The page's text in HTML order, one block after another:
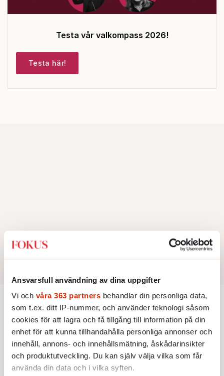
Ansvarsfull användning av dina uppgifter
Vi och våra 363 partners behandlar din personliga data,
som t.ex. ditt IP-nummer, och använder teknologi såsom
cookies för att lagra och få tillgång till information på din
enhet för att kunna tillhandahålla personliga annonser och
innehåll, annons- och innehållsmätning, åskådarinsikter
och produktutveckling. Du kan själv välja vilka som får
använda din data och i vilka syften.
Testa vår valkompass 2026!
Testa här!
Bokrecension
BOKRECENSION KULTUR
Den röda tråden som brast
Ukrainarnas delaktighet i
folkmord på polacker och judar